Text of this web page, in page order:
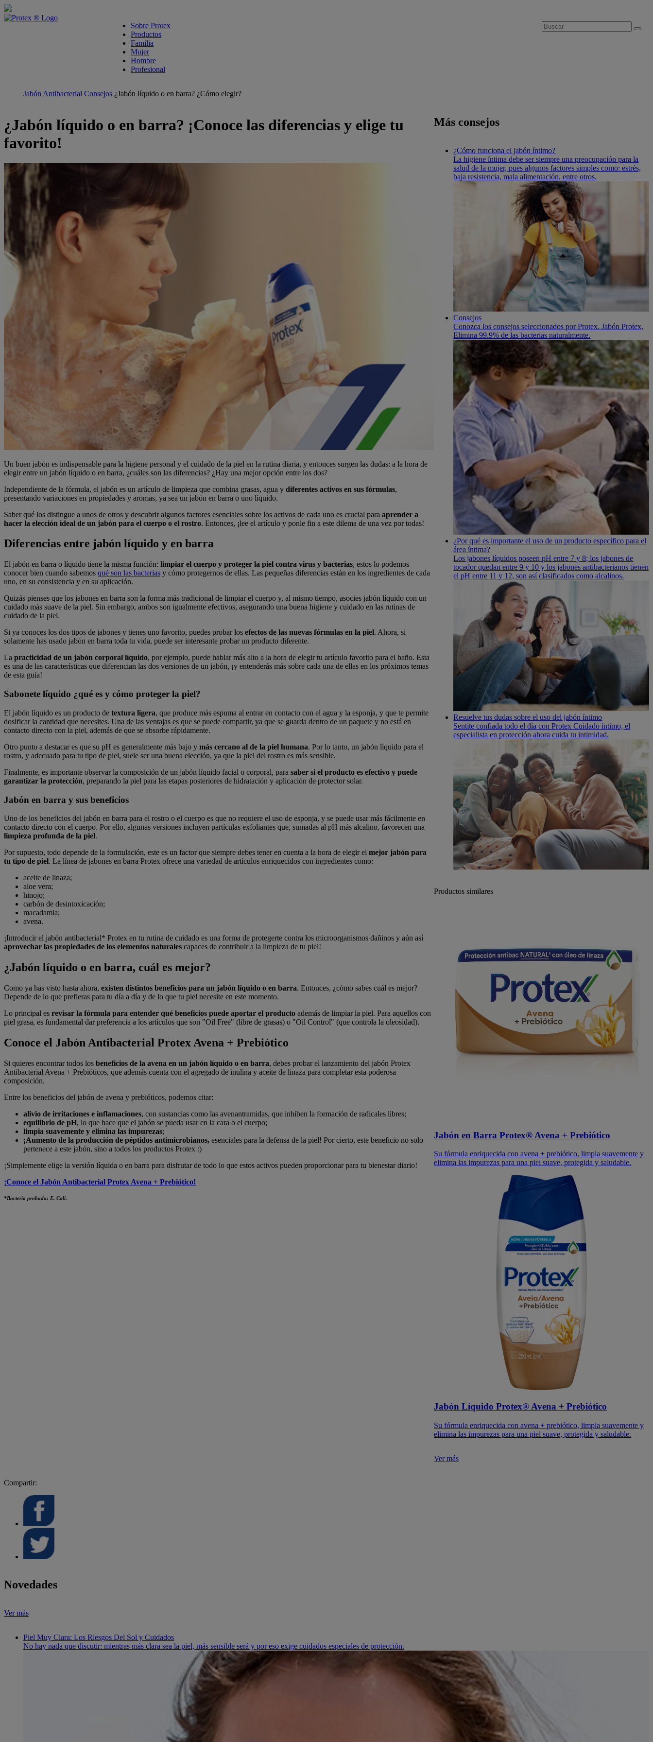
skipt to main content
Sobre Protex
Productos
Familia
Mujer
Hombre
Profesional
Jabón Antibacterial Consejos ¿Jabón líquido o en barra? ¿Cómo elegir?
¿Jabón líquido o en barra? ¡Conoce las diferencias y elige tu
favorito!
Un buen jabón es indispensable para la higiene personal y el cuidado de la piel en la rutina diaria, y entonces surgen las dudas: a la hora de
elegir entre un jabón líquido o en barra, ¿cuáles son las diferencias? ¿Hay una mejor opción entre los dos?
Independiente de la fórmula, el jabón es un artículo de limpieza que combina grasas, agua y diferentes activos en sus fórmulas,
presentando variaciones en propiedades y aromas, ya sea un jabón en barra o uno líquido.
Saber qué los distingue a unos de otros y descubrir algunos factores esenciales sobre los activos de cada uno es crucial para aprender a
hacer la elección ideal de un jabón para el cuerpo o el rostro. Entonces, ¡lee el artículo y ponle fin a este dilema de una vez por todas!
Diferencias entre jabón líquido y en barra
El jabón en barra o líquido tiene la misma función: limpiar el cuerpo y proteger la piel contra virus y bacterias, estos lo podemos
conocer bien cuando sabemos qué son las bacterias y cómo protegernos de ellas. Las pequeñas diferencias están en los ingredientes de cada
uno, en su consistencia y en su aplicación.
Quizás pienses que los jabones en barra son la forma más tradicional de limpiar el cuerpo y, al mismo tiempo, asocies jabón líquido con un
cuidado más suave de la piel. Sin embargo, ambos son igualmente efectivos, asegurando una buena higiene y cuidado en las rutinas de
cuidado de la piel.
Si ya conoces los dos tipos de jabones y tienes uno favorito, puedes probar los efectos de las nuevas fórmulas en la piel. Ahora, si
solamente has usado jabón en barra toda tu vida, puede ser interesante probar un producto diferente.
La practicidad de un jabón corporal líquido, por ejemplo, puede hablar más alto a la hora de elegir tu artículo favorito para el baño. Esta
es una de las características que diferencian las dos versiones de un jabón, ¡y entenderás más sobre cada una de ellas en los próximos temas
de esta guía!
Sabonete líquido ¿qué es y cómo proteger la piel?
El jabón líquido es un producto de textura ligera, que produce más espuma al entrar en contacto con el agua y la esponja, y que te permite
dosificar la cantidad que necesites. Una de las ventajas es que se puede compartir, ya que se guarda dentro de un paquete y no está en
contacto directo con la piel, además de que se absorbe rápidamente.
Otro punto a destacar es que su pH es generalmente más bajo y más cercano al de la piel humana. Por lo tanto, un jabón líquido para el
rostro, y adecuado para tu tipo de piel, suele ser una buena elección, ya que la piel del rostro es más sensible.
Finalmente, es importante observar la composición de un jabón líquido facial o corporal, para saber si el producto es efectivo y puede
garantizar la protección, preparando la piel para las etapas posteriores de hidratación y aplicación de protector solar.
Jabón en barra y sus beneficios
Uno de los beneficios del jabón en barra para el rostro o el cuerpo es que no requiere el uso de esponja, y se puede usar más fácilmente en
contacto directo con el cuerpo. Por ello, algunas versiones incluyen partículas exfoliantes que, sumadas al pH más alcalino, favorecen una
limpieza profunda de la piel.
Por supuesto, todo depende de la formulación, este es un factor que siempre debes tener en cuenta a la hora de elegir el mejor jabón para
tu tipo de piel. La línea de jabones en barra Protex ofrece una variedad de artículos enriquecidos con ingredientes como:
aceite de linaza;
aloe vera;
hinojo;
carbón de desintoxicación;
macadamia;
avena.
¡Introducir el jabón antibacterial* Protex en tu rutina de cuidado es una forma de protegerte contra los microorganismos dañinos y aún así
aprovechar las propiedades de los elementos naturales capaces de contribuir a la limpieza de tu piel!
¿Jabón líquido o en barra, cuál es mejor?
Como ya has visto hasta ahora, existen distintos beneficios para un jabón líquido o en barra. Entonces, ¿cómo sabes cuál es mejor?
Depende de lo que prefieras para tu día a día y de lo que tu piel necesite en este momento.
Lo principal es revisar la fórmula para entender qué beneficios puede aportar el producto además de limpiar la piel. Para aquellos con
piel grasa, es fundamental dar preferencia a los artículos que son "Oil Free" (libre de grasas) o "Oil Control" (que controla la oleosidad).
Conoce el Jabón Antibacterial Protex Avena + Prebiótico
Si quieres encontrar todos los beneficios de la avena en un jabón líquido o en barra, debes probar el lanzamiento del jabón Protex
Antibacterial Avena + Prebióticos, que además cuenta con el agregado de inulina y aceite de linaza para completar esta poderosa
composición.
Entre los beneficios del jabón de avena y prebióticos, podemos citar:
alivio de irritaciones e inflamaciones, con sustancias como las avenantramidas, que inhiben la formación de radicales libres;
equilibrio de pH, lo que hace que el jabón se pueda usar en la cara o el cuerpo;
limpia suavemente y elimina las impurezas;
¡Aumento de la producción de péptidos antimicrobianos, esenciales para la defensa de la piel! Por cierto, este beneficio no solo
pertenece a este jabón, sino a todos los productos Protex :)
¡Simplemente elige la versión líquida o en barra para disfrutar de todo lo que estos activos pueden proporcionar para tu bienestar diario!
¡Conoce el Jabón Antibacterial Protex Avena + Prebiótico!
*Bacteria probada: E. Coli.
Más consejos
¿Cómo funciona el jabón íntimo?
La higiene í­ntima debe ser siempre una preocupación para la
salud de la mujer, pues algunos factores simples como: estrés,
baja resistencia, mala alimentación, entre otros.
Consejos
Conozca los consejos seleccionados por Protex. Jabón Protex,
Elimina 99.9% de las bacterias naturalmente.
¿Por qué es importante el uso de un producto especí­fico para el
área í­ntima?
Los jabones lí­quidos poseen pH entre 7 y 8; los jabones de
tocador quedan entre 9 y 10 y los jabones antibacterianos tienen
el pH entre 11 y 12, son así­ clasificados como alcalinos.
Resuelve tus dudas sobre el uso del jabón í­ntimo
Sentite confiada todo el dí­a con Protex Cuidado íntimo, el
especialista en protección ahora cuida tu intimidad.
Productos similares
Jabón en Barra Protex® Avena + Prebiótico
Su fórmula enriquecida con avena + prebiótico, limpia suavemente y
elimina las impurezas para una piel suave, protegida y saludable.
Jabón Líquido Protex® Avena + Prebiótico
Su fórmula enriquecida con avena + prebiótico, limpia suavemente y
elimina las impurezas para una piel suave, protegida y saludable.
Ver más
Compartir:
Novedades
Ver más
Piel Muy Clara: Los Riesgos Del Sol y Cuidados
No hay nada que discutir: mientras más clara sea la piel, más sensible será y por eso exige cuidados especiales de protección.